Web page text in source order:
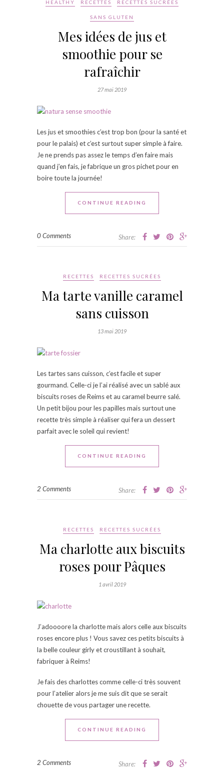
HEALTHY RECETTES RECETTES SUCRÉES
SANS GLUTEN
Mes idées de jus et
smoothie pour se
rafraîchir
27 mai 2019
Les jus et smoothies c’est trop bon (pour la santé et
pour le palais) et c’est surtout super simple à faire.
Je ne prends pas assez le temps d’en faire mais
quand j’en fais, je fabrique un gros pichet pour en
boire toute la journée!
CONTINUE READING
0 Comments Share:
RECETTES RECETTES SUCRÉES
Ma tarte vanille caramel
sans cuisson
13 mai 2019
Les tartes sans cuisson, c’est facile et super
gourmand. Celle-ci je l’ai réalisé avec un sablé aux
biscuits roses de Reims et au caramel beurre salé.
Un petit bijou pour les papilles mais surtout une
recette très simple à réaliser qui fera un dessert
parfait avec le soleil qui revient!
CONTINUE READING
2 Comments Share:
RECETTES RECETTES SUCRÉES
Ma charlotte aux biscuits
roses pour Pâques
1 avril 2019
J’adoooore la charlotte mais alors celle aux biscuits
roses encore plus ! Vous savez ces petits biscuits à
la belle couleur girly et croustillant à souhait,
fabriquer à Reims!
Je fais des charlottes comme celle-ci très souvent
pour l’atelier alors je me suis dit que se serait
chouette de vous partager une recette.
CONTINUE READING
2 Comments Share: